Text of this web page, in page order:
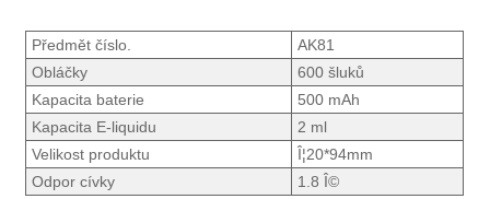
Předmět číslo.
AK81
Obláčky
600 šluků
Kapacita baterie
500 mAh
Kapacita E-liquidu
2 ml
Velikost produktu
Î¦20*94mm
Odpor cívky
1.8 Î©